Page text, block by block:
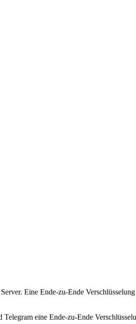
Eine Ende-zu-Ende
eine Ende-zu-Ende